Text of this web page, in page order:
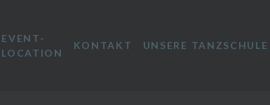
EVENT-
LOCATION
KONTAKT UNSERE TANZSCHULE